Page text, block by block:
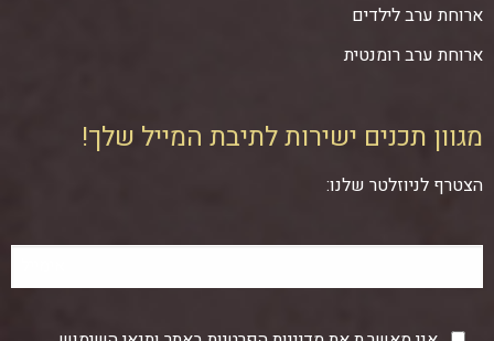
ארוחת ערב לילדים
ארוחת ערב רומנטית
מגוון תכנים ישירות לתיבת המייל שלך!
הצטרף לניוזלטר שלנו: